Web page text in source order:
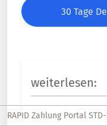
30 Tage
weiterlesen:
RAPID Zahlung Portal